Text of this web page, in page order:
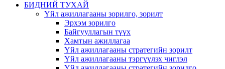
БИДНИЙ ТУХАЙ
Үйл ажиллагааны зорилго, зорилт
Эрхэм зорилго
Байгууллагын түүх
Хамтын ажиллагаа
Үйл ажиллагааны стратегийн зорилт
Үйл ажиллагааны тэргүүлэх чиглэл